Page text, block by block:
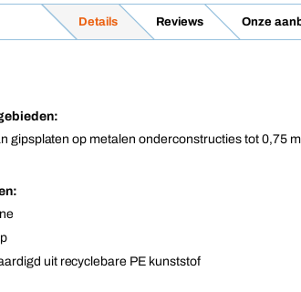
Details Reviews Onze
gipsplaten op metalen onderconstructies tot 0,75
uit recyclebare PE kunststof